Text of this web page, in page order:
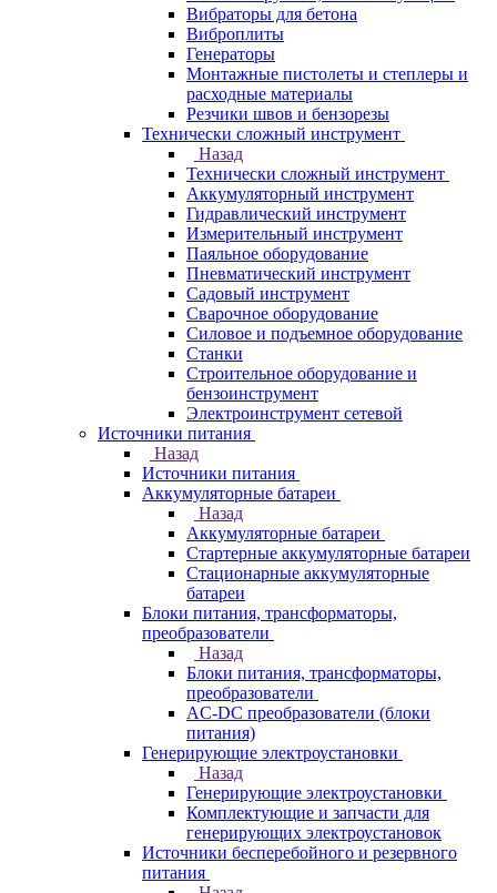
Вибраторы для бетона
Виброплиты
Генераторы
Монтажные пистолеты и степлеры и
расходные материалы
Резчики швов и бензорезы
Технически сложный инструмент
Назад
Технически сложный инструмент
Аккумуляторный инструмент
Гидравлический инструмент
Измерительный инструмент
Паяльное оборудование
Пневматический инструмент
Садовый инструмент
Сварочное оборудование
Силовое и подъемное оборудование
Станки
Строительное оборудование и
бензоинструмент
Электроинструмент сетевой
Источники питания
Назад
Источники питания
Аккумуляторные батареи
Назад
Аккумуляторные батареи
Стартерные аккумуляторные батареи
Стационарные аккумуляторные
батареи
Блоки питания, трансформаторы,
преобразователи
Назад
Блоки питания, трансформаторы,
преобразователи
AC-DC преобразователи (блоки
питания)
Генерирующие электроустановки
Назад
Генерирующие электроустановки
Комплектующие и запчасти для
генерирующих электроустановок
Источники бесперебойного и резервного
питания